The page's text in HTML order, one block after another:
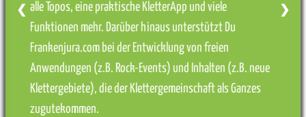
alle Topos, eine praktische KletterApp und viele
Funktionen mehr. Darüber hinaus unterstützt Du
Frankenjura.com bei der Entwicklung von freien
Anwendungen (z.B. Rock-Events) und Inhalten (z.B. neue
Klettergebiete), die der Klettergemeinschaft als Ganzes
zugutekommen.
❮ ❯